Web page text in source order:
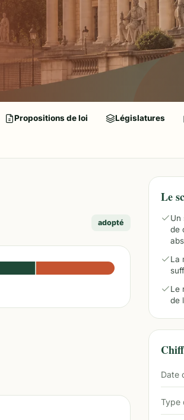
Propositions de loi Législatures
adopté
Le
Un
de
La
Le
de
Date
Type